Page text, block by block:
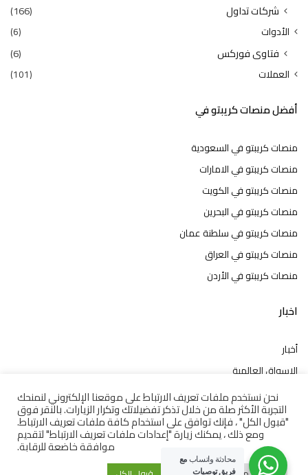
شركات تداول
(166)
الأدوات (6)
فتاوى فوركس (6)
العملات (101)
أفضل منصات كريبتو في
منصات كريبتو في السعودية
منصات كريبتو في الامارات
منصات كريبتو في الكويت
منصات كريبتو في البحرين
منصات كريبتو في سلطنة عمان
منصات كريبتو في العراق
منصات كريبتو في الأردن
اخبار
أخبار
الاسواق العالمية
الاسواق العربية
العملات
الفوركس
نحن نستخدم ملفات تعريف الارتباط على موقعنا الإلكتروني لنمنحك
التجربة الأكثر صلة من خلال تذكر تفضيلاتك وتكرار الزيارات. بالنقر فوق
"قبول الكل" ، فإنك توافق على استخدام كافة ملفات تعريف الارتباط.
ومع ذلك ، يمكنك زيارة "إعدادات ملفات تعريف الارتباط" لتقديم
موافقة خاضعة للرقابة.
محادثة واتساب مع
فريق توصيات